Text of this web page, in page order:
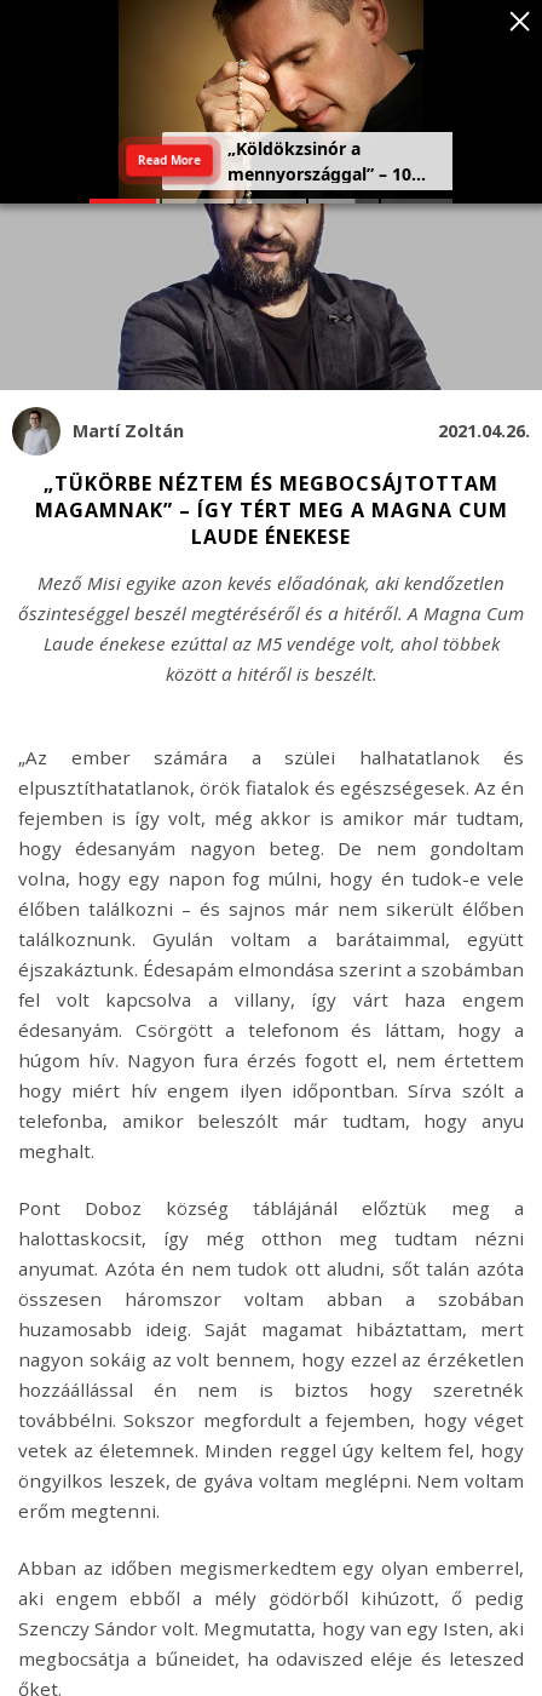
Martí Zoltán 2021.04.26.
„TÜKÖRBE NÉZTEM ÉS MEGBOCSÁJTOTTAM
MAGAMNAK” – ÍGY TÉRT MEG A MAGNA CUM
LAUDE ÉNEKESE
Mező Misi egyike azon kevés előadónak, aki kendőzetlen
őszinteséggel beszél megtéréséről és a hitéről. A Magna Cum
Laude énekese ezúttal az M5 vendége volt, ahol többek
között a hitéről is beszélt.
Szeretetország: a haza,
amely a szívben kezdődik
Read More
„Az ember számára a szülei halhatatlanok és
elpusztíthatatlanok, örök fiatalok és egészségesek. Az én
fejemben is így volt, még akkor is amikor már tudtam,
hogy édesanyám nagyon beteg. De nem gondoltam
volna, hogy egy napon fog múlni, hogy én tudok-e vele
élőben találkozni – és sajnos már nem sikerült élőben
találkoznunk. Gyulán voltam a barátaimmal, együtt
éjszakáztunk. Édesapám elmondása szerint a szobámban
fel volt kapcsolva a villany, így várt haza engem
édesanyám. Csörgött a telefonom és láttam, hogy a
húgom hív. Nagyon fura érzés fogott el, nem értettem
hogy miért hív engem ilyen időpontban. Sírva szólt a
telefonba, amikor beleszólt már tudtam, hogy anyu
meghalt.
Pont Doboz község táblájánál előztük meg a
halottaskocsit, így még otthon meg tudtam nézni
anyumat. Azóta én nem tudok ott aludni, sőt talán azóta
összesen háromszor voltam abban a szobában
huzamosabb ideig. Saját magamat hibáztattam, mert
nagyon sokáig az volt bennem, hogy ezzel az érzéketlen
hozzáállással én nem is biztos hogy szeretnék
továbbélni. Sokszor megfordult a fejemben, hogy véget
vetek az életemnek. Minden reggel úgy keltem fel, hogy
öngyilkos leszek, de gyáva voltam meglépni. Nem voltam
erőm megtenni.
Abban az időben megismerkedtem egy olyan emberrel,
aki engem ebből a mély gödörből kihúzott, ő pedig
Szenczy Sándor volt. Megmutatta, hogy van egy Isten, aki
megbocsátja a bűneidet, ha odaviszed eléje és leteszed
őket.